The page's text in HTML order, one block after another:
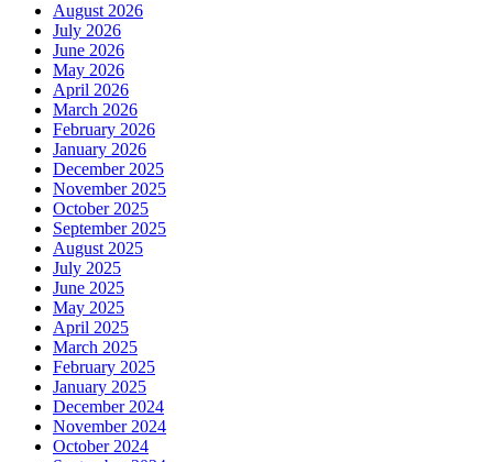
August 2026
July 2026
June 2026
May 2026
April 2026
March 2026
February 2026
January 2026
December 2025
November 2025
October 2025
September 2025
August 2025
July 2025
June 2025
May 2025
April 2025
March 2025
February 2025
January 2025
December 2024
November 2024
October 2024